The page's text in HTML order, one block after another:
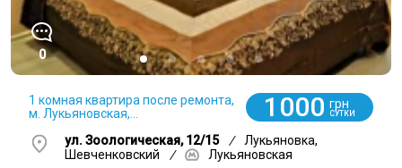
0
1 комная квартира после ремонта,
м. Лукьяновская,...
1000 грн
СУТКИ
ул. Зоологическая, 12/15 /
Лукьяновка,
Шевченковский
/
Лукьяновская